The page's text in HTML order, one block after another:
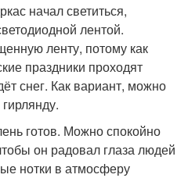
начал светиться,
лентой.
ленту, потому как
праздники проходят
снег. Как вариант, можно
готов. Можно спокойно
он радовал глаза людей
нотки в атмосферу